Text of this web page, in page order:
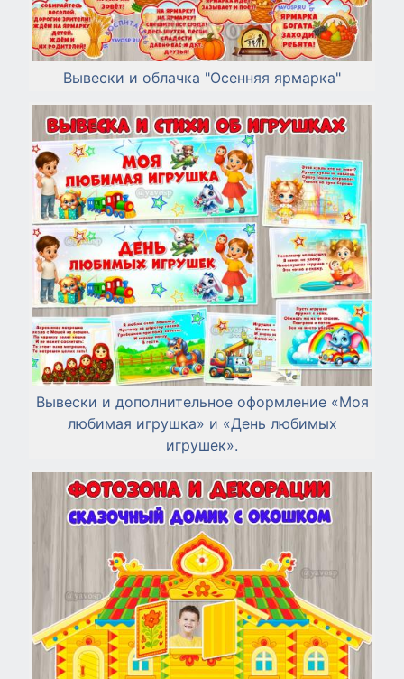
Вывески и облачка "Осенняя ярмарка"
Вывески и дополнительное оформление «Моя
любимая игрушка» и «День любимых
игрушек».